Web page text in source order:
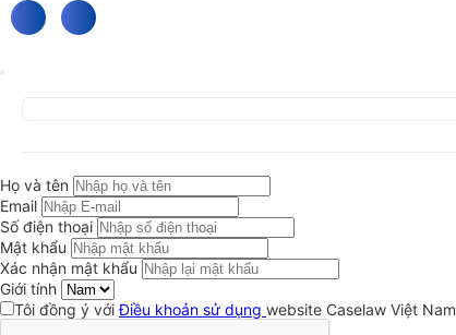
Họ và tên
Email
Số điện thoại
Mật khẩu
Xác nhận mật khẩu
Giới tính
Tôi đồng ý vớiĐiều khoản sử dụng website Caselaw Việt Nam